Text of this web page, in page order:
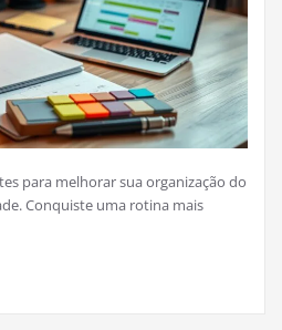
para melhorar sua organização do
Conquiste uma rotina mais